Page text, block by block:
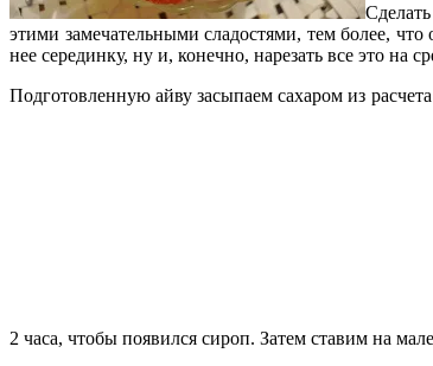
этими замечательными сладостями, тем более,
нее серединку, ну и, конечно, нарезать все это на
Подготовленную айву засыпаем сахаром из
2 часа, чтобы появился сироп. Затем ставим на